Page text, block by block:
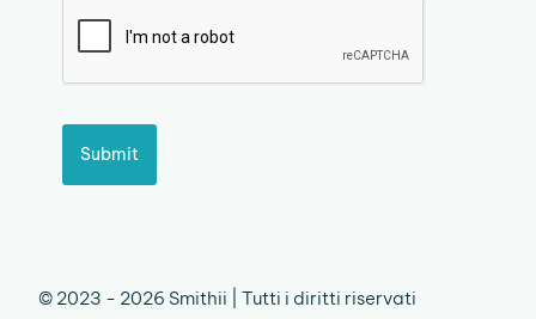
Submit
© 2023 - 2026 Smithii | Tutti i diritti riservati